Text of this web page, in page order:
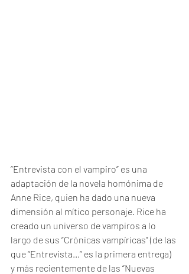
“Entrevista con el vampiro” es una
adaptación de la novela homónima de
Anne Rice, quien ha dado una nueva
dimensión al mítico personaje. Rice ha
creado un universo de vampiros a lo
largo de sus “Crónicas vampíricas” (de las
que “Entrevista...” es la primera entrega)
y más recientemente de las “Nuevas